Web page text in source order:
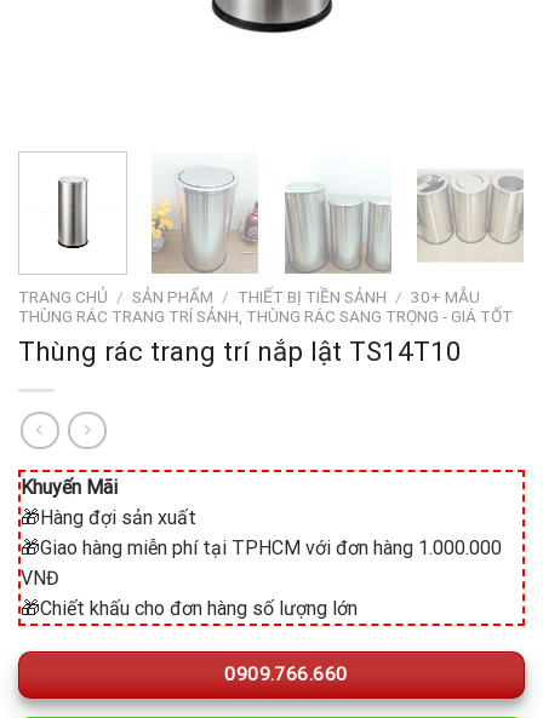
TRANG CHỦ / SẢN PHẨM / THIẾT BỊ TIỀN SẢNH / 30+ MẪU
THÙNG RÁC TRANG TRÍ SẢNH, THÙNG RÁC SANG TRỌNG - GIÁ TỐT
Thùng rác trang trí nắp lật TS14T10
Khuyến Mãi
🎁Hàng đợi sản xuất
🎁Giao hàng miễn phí tại TPHCM với đơn hàng 1.000.000
VNĐ
🎁Chiết khấu cho đơn hàng số lượng lớn
0909.766.660